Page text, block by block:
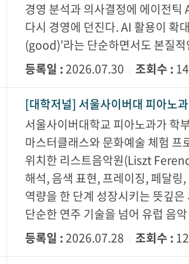
경영 분석과 의사결정에 에이전틱
다시 경영에 던진다. AI 활용이 확
(good)’라는 단순하면서도 본질
등록일 :2026.07.30 조회수 :
[대학저널] 서울사이버대 피아노
서울사이버대학교 피아노과가 학
마스터클래스와 문화예술 체험
위치한 리스트음악원(Liszt
해석, 음색 표현, 프레이징, 페달
역량을 한 단계 성장시키는 뜻깊
단순한 연주 기술을 넘어 유럽 음
등록일 :2026.07.28 조회수 :